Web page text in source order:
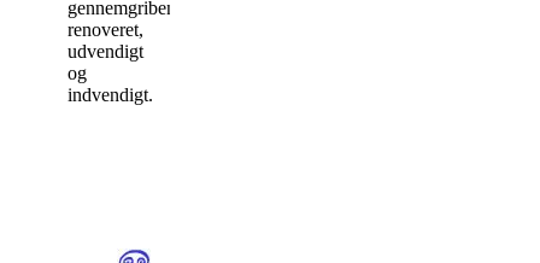
gennemgribende
renoveret,
udvendigt
og
indvendigt.